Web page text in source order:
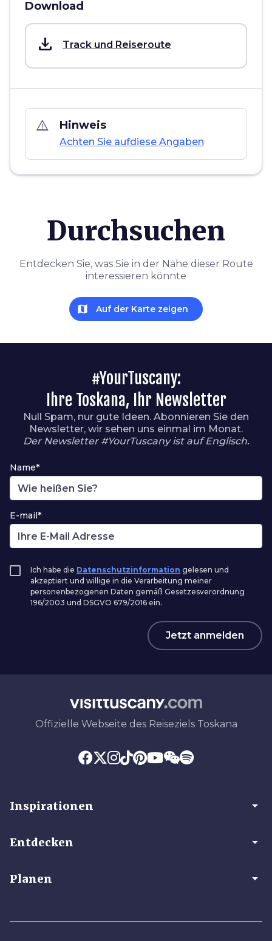
Download
save_alt Track und Reiseroute
warning_amber Hinweis
Achten Sie aufdiese Angaben
Durchsuchen
Entdecken Sie, was Sie in der Nähe dieser Route
interessieren könnte
map Auf der Karte zeigen
#YourTuscany:
Ihre Toskana, Ihr Newsletter
Null Spam, nur gute Ideen. Abonnieren Sie den
Newsletter, wir sehen uns einmal im Monat.
Der Newsletter #YourTuscany ist auf Englisch.
Name*
E-mail*
Ich habe die Datenschutzinformation gelesen und
akzeptiert und willige in die Verarbeitung meiner
personenbezogenen Daten gemäß Gesetzesverordnung
196/2003 und DSGVO 679/2016 ein.
Jetzt anmelden
Offizielle Webseite des Reiseziels Toskana
Inspirationen arrow_drop_down
Entdecken arrow_drop_down
Planen arrow_drop_down